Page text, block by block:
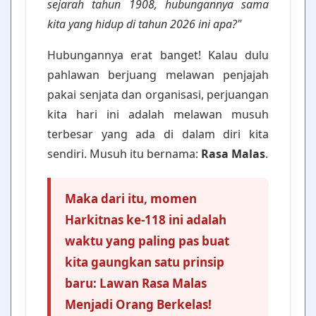
sejarah tahun 1908, hubungannya sama
kita yang hidup di tahun 2026 ini apa?"
Hubungannya erat banget! Kalau dulu
pahlawan berjuang melawan penjajah
pakai senjata dan organisasi, perjuangan
kita hari ini adalah melawan musuh
terbesar yang ada di dalam diri kita
sendiri. Musuh itu bernama: Rasa Malas.
Maka dari itu, momen
Harkitnas ke-118 ini adalah
waktu yang paling pas buat
kita gaungkan satu prinsip
baru: Lawan Rasa Malas
Menjadi Orang Berkelas!